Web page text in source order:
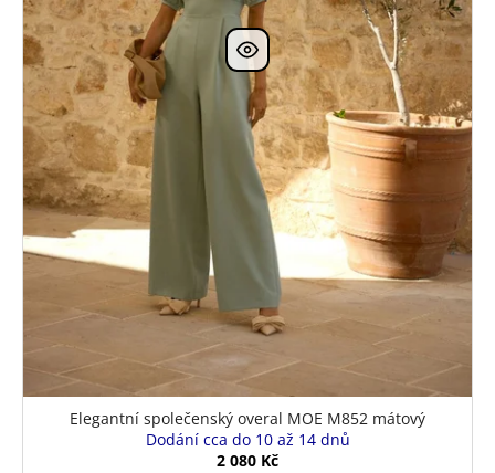
Elegantní společenský overal MOE M852 mátový
Dodání cca do 10 až 14 dnů
2 080 Kč